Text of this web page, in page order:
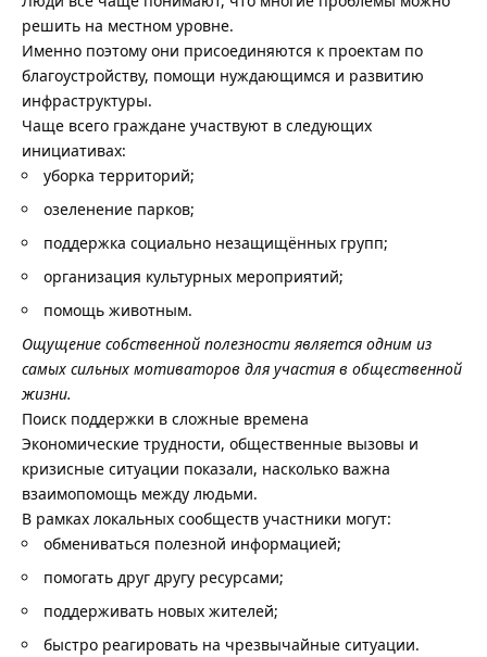
решить на местном уровне.
Именно поэтому они присоединяются к проектам по
благоустройству, помощи нуждающимся и развитию
инфраструктуры.
Чаще всего граждане участвуют в следующих
инициативах:
уборка территорий;
озеленение парков;
поддержка социально незащищённых групп;
организация культурных мероприятий;
помощь животным.
Ощущение собственной полезности является одним из
самых сильных мотиваторов для участия в общественной
жизни.
Поиск поддержки в сложные времена
Экономические трудности, общественные вызовы и
кризисные ситуации показали, насколько важна
взаимопомощь между людьми.
В рамках локальных сообществ участники могут:
обмениваться полезной информацией;
помогать друг другу ресурсами;
поддерживать новых жителей;
быстро реагировать на чрезвычайные ситуации.